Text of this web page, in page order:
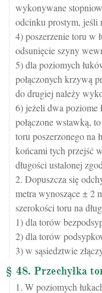
wykonywane
odcinku prostym, jeśli
4) poszerzenie toru w
odsunięcie szyny
5) dla poziomych
połączonych krzywą
do drugiej należy
6) jeżeli dwa poziome
połączone wstawką,
toru poszerzonego na
końcami tych przejść
długości ustalonej
2. Dopuszcza się
metra wynoszące ± 2
szerokości toru na
1) dla torów
2) dla torów
3) w sąsiedztwie
§ 48. Przechyłka
1. W poziomych